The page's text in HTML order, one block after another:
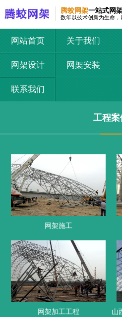
腾蛟网架一站式网
数年以技术创新为生命，
网站首页 关于我们
网架设计 网架安装
联系我们
工程案
网架施工
网架加工工程 山